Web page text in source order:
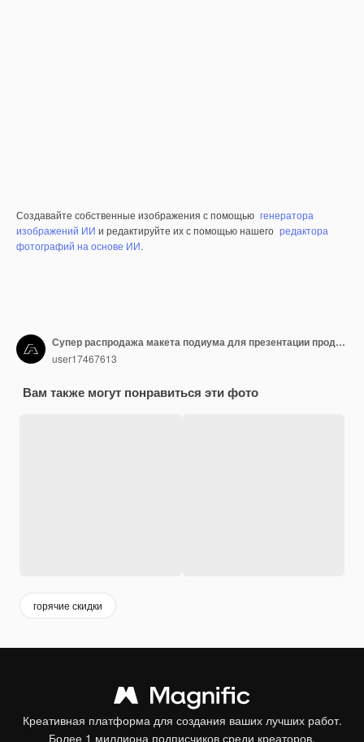
Создавайте собственные изображения с помощью генератора
изображений ИИ и редактируйте их с помощью нашего редактора
фотографий на основе ИИ.
Супер распродажа макета подиума для презентации продукта с пустым пространством
user17467613
Вам также могут понравиться эти фото
горячие скидки
Креативная платформа для создания ваших лучших работ.
Более 1 миллиона подписчиков среди креаторов,